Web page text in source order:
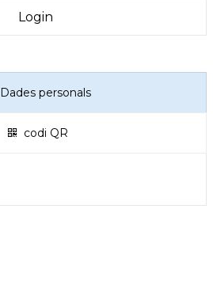
Dades personals
codi QR